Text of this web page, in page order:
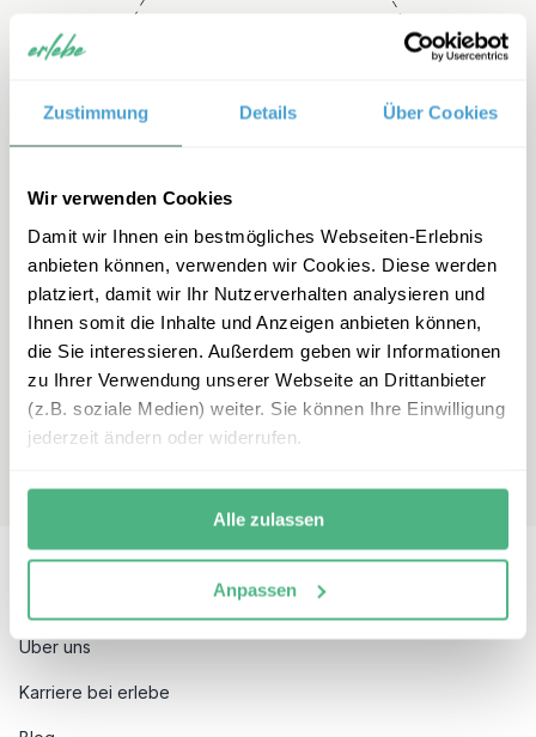
Zustimmung Details Über Cookies
Wir verwenden Cookies
Damit wir Ihnen ein bestmögliches Webseiten-Erlebnis
anbieten können, verwenden wir Cookies. Diese werden
platziert, damit wir Ihr Nutzerverhalten analysieren und
Ihnen somit die Inhalte und Anzeigen anbieten können,
die Sie interessieren. Außerdem geben wir Informationen
zu Ihrer Verwendung unserer Webseite an Drittanbieter
(z.B. soziale Medien) weiter. Sie können Ihre Einwilligung
jederzeit ändern oder widerrufen.
Alle zulassen
Anpassen
+49 2151 3880 192
E-mail
mexiko-
familienreisen@erlebe.de
Über uns
Karriere bei erlebe